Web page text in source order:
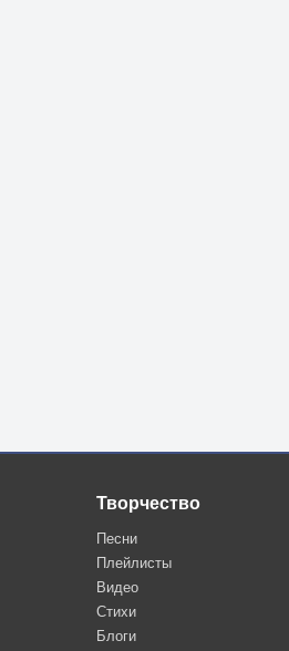
Творчество
Песни
Плейлисты
Видео
Стихи
Блоги